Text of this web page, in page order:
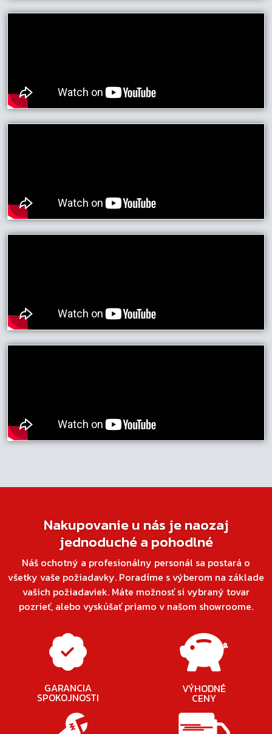
Nakupovanie u nás je naozaj
jednoduché a pohodlné
Náš ochotný a profesionálny personál sa postará o
všetky vaše požiadavky. Poradíme s výberom na základe
vašich požiadaviek. Máte možnosť si vybraný tovar
pozrieť, alebo vyskúšať priamo v našom showroome.
GARANCIA
SPOKOJNOSTI
VÝHODNÉ
CENY